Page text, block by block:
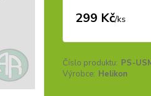
299 Kč/ks
Číslo produktu: PS-
Výrobce: Helikon